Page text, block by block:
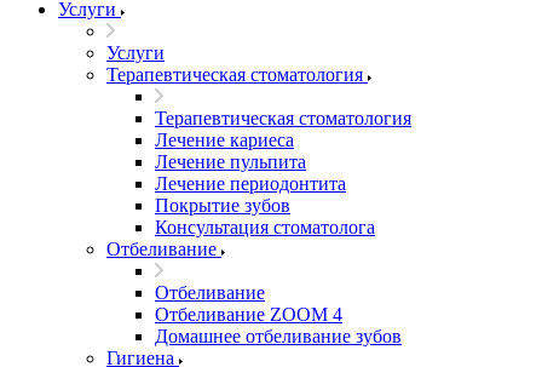
Услуги
Услуги
Терапевтическая стоматология
Терапевтическая стоматология
Лечение кариеса
Лечение пульпита
Лечение периодонтита
Покрытие зубов
Консультация стоматолога
Отбеливание
Отбеливание
Отбеливание ZOOM 4
Домашнее отбеливание зубов
Гигиена